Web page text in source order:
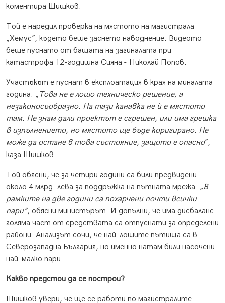
коментира Шишков.
Той е наредил проверка на мястото на магистрала
„Хемус”, където беше заснето наводнение. Видеото
беше пуснато от бащата на загиналата при
катастрофа 12-годишна Сияна - Николай Попов.
Участъкът е пуснат в експлоатация в края на миналата
година. „ Това не е лошо техническо решение, а
незаконосъобразно. На тази канавка не ѝ е мястото
там. Не знам дали проектът е сгрешен, или има грешка
в изпълнението, но мястото ще бъде коригирано. Не
може да остане в това състояние, защото е опасно”,
каза Шишков.
Той обясни, че за четири години са били предвидени
около 4 млрд. лева за поддръжка на пътната мрежа. „В
рамките на две години са похарчени почти всички
пари”, обясни министърът. И допълни, че има дисбаланс –
голяма част от средствата са отпуснати за определени
райони. Анализът сочи, че най-лошите пътища са в
Северозападна България, но именно натам били насочени
най-малко пари.
Какво предстои да се построи?
Шишков увери, че ще се работи по магистралите